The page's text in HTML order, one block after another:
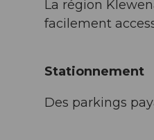
La région
facilement
Stationnement
Des parkings